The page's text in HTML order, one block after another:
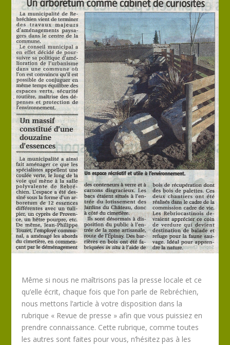
Même si nous ne maîtrisons pas la presse locale et ce
qu’elle écrit, chaque fois que l’on parle de Rebréchien,
nous mettons l’article à votre disposition dans la
rubrique « Revue de presse » afin que vous puissiez en
prendre connaissance. Cette rubrique, comme toutes
les autres sont faites pour vous, n’hésitez pas à les